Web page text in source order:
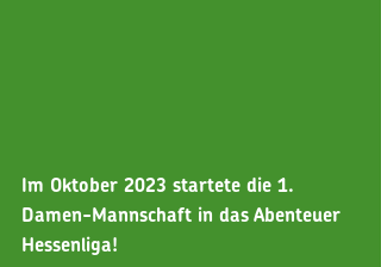
Im Oktober 2023 startete die 1.
Damen-Mannschaft in das Abenteuer
Hessenliga!